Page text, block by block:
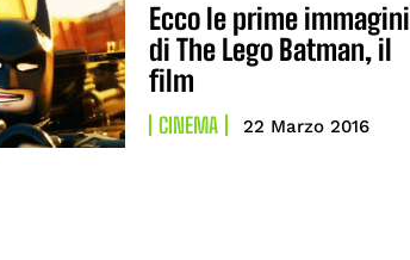
Ecco le prime immagini
di The Lego Batman, il
film
CINEMA 22 Marzo 2016